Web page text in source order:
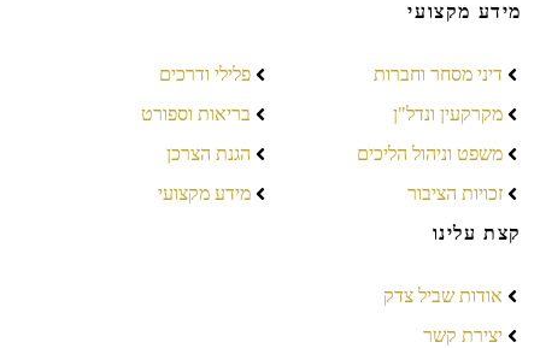
מידע מקצועי
דיני מסחר וחברות
מקרקעין ונדל"ן
משפט וניהול הליכים
זכויות הציבור
פלילי ודרכים
בריאות וספורט
הגנת הצרכן
מידע מקצועי
קצת עלינו
אודות שביל צדק
יצירת קשר